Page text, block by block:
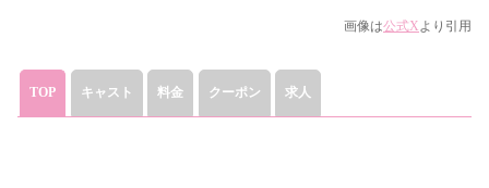
画像は公式Xより引用
TOP キャスト 料金 クーポン 求人